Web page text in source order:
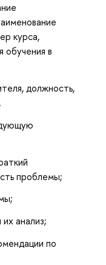
курса,
обучения в
должность,
проблемы;
анализ;
по